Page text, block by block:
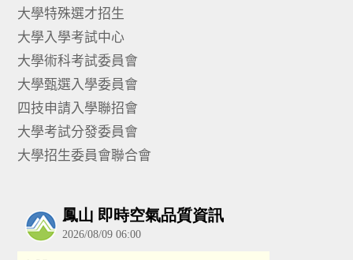
大學特殊選才招生
大學入學考試中心
大學術科考試委員會
大學甄選入學委員會
四技申請入學聯招會
大學考試分發委員會
大學招生委員會聯合會